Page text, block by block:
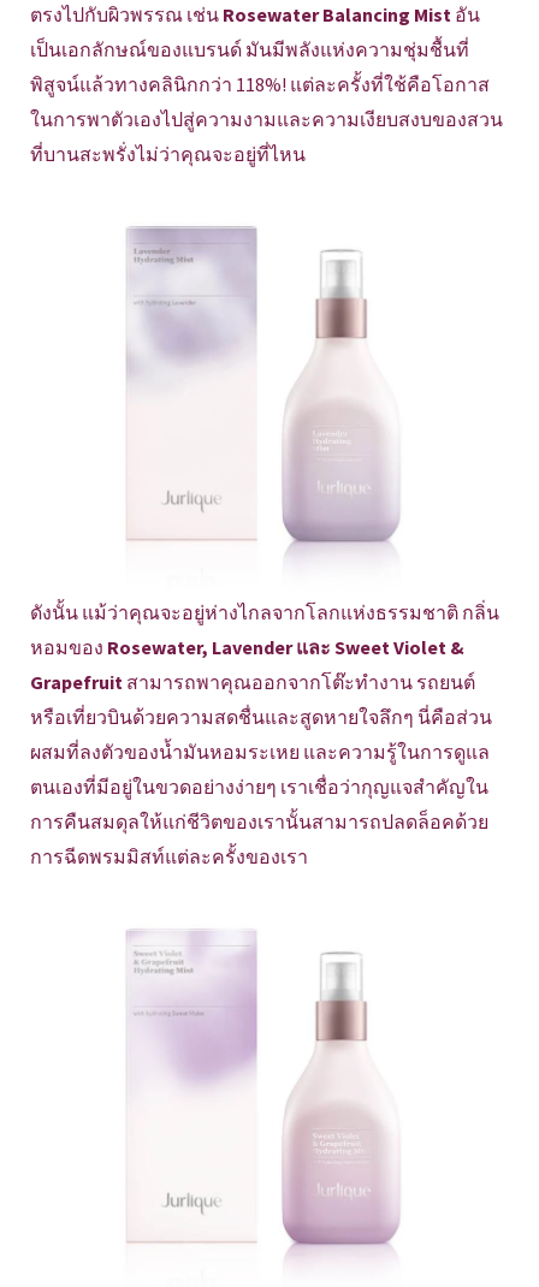
ตรงไปกับผิวพรรณ เช่น Rosewater Balancing Mist อัน
เป็นเอกลักษณ์ของแบรนด์ มันมีพลังแห่งความชุ่มชื้นที่
พิสูจน์แล้วทางคลินิกกว่า 118%! แต่ละครั้งที่ใช้คือโอกาส
ในการพาตัวเองไปสู่ความงามและความเงียบสงบของสวน
ที่บานสะพรั่งไม่ว่าคุณจะอยู่ที่ไหน
ดังนั้น แม้ว่าคุณจะอยู่ห่างไกลจากโลกแห่งธรรมชาติ กลิ่น
หอมของ Rosewater, Lavender และ Sweet Violet &
Grapefruit สามารถพาคุณออกจากโต๊ะทำงาน รถยนต์
หรือเที่ยวบินด้วยความสดชื่นและสูดหายใจลึกๆ นี่คือส่วน
ผสมที่ลงตัวของน้ำมันหอมระเหย และความรู้ในการดูแล
ตนเองที่มีอยู่ในขวดอย่างง่ายๆ เราเชื่อว่ากุญแจสำคัญใน
การคืนสมดุลให้แก่ชีวิตของเรานั้นสามารถปลดล็อคด้วย
การฉีดพรมมิสท์แต่ละครั้งของเรา